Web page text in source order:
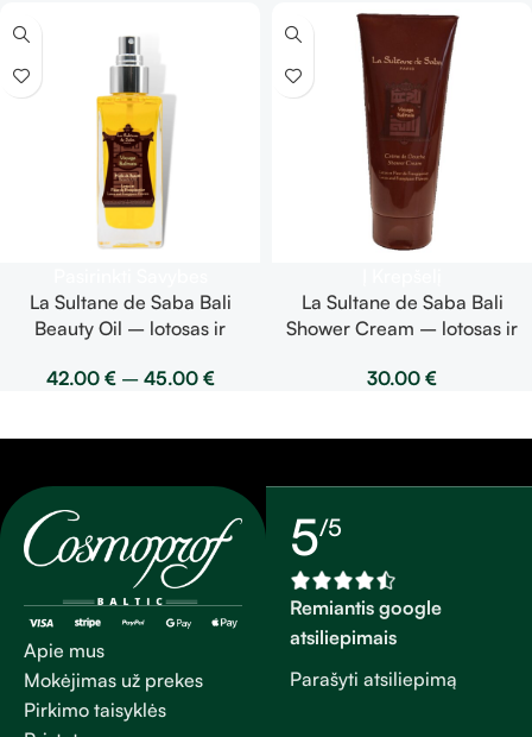
La Sultane de Saba Bali
Beauty Oil – lotosas ir
aliejus
42.00 € – 45.00 €
La Sultane de Saba Bali
Shower Cream – lotosas ir
kremas 200ml
30.00 €
Apie mus
Mokėjimas už prekes
Pirkimo taisyklės
5/5
Remiantis google
atsiliepimais
Parašyti atsiliepimą